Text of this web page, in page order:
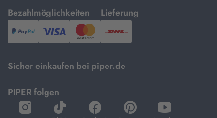
Bezahlmöglichkeiten
mit
PayPal,Visa
und
Lieferung
mit
DHL.
Sicher einkaufen bei piper.de
PIPER folgen
öffnet
öffnet
öffnet
öffnet
öffnet